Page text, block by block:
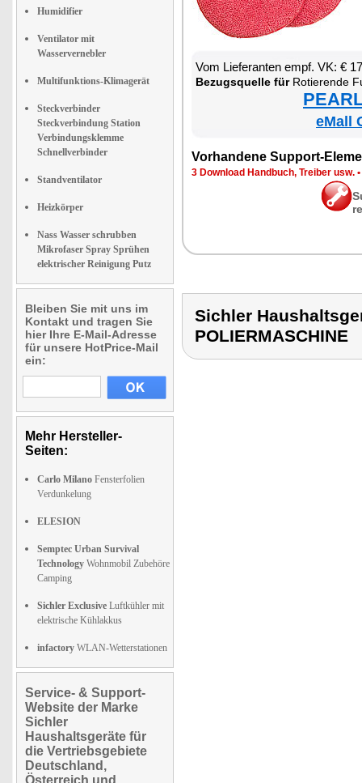
Humidifier
Ventilator mit
Wasservernebler
Multifunktions-Klimagerät
Steckverbinder
Steckverbindung Station
Verbindungsklemme
Schnellverbinder
Standventilator
Heizkörper
Nass Wasser schrubben
Mikrofaser Spray Sprühen
elektrischer Reinigung Putz
Bleiben Sie mit uns im
Kontakt und tragen Sie
hier Ihre E-Mail-Adresse
für unsere HotPrice-Mail
ein:
Mehr Hersteller-
Seiten:
Carlo Milano Fensterfolien
Verdunkelung
ELESION
Semptec Urban Survival
Technology Wohnmobil Zubehöre
Camping
Sichler Exclusive Luftkühler mit
elektrische Kühlakkus
infactory WLAN-Wetterstationen
Service- & Support-
Website der Marke
Sichler
Haushaltsgeräte für
die Vertriebsgebiete
Deutschland,
Österreich und
Vom Lie­fe­ran­ten empf. VK: €
Be­zugs­quel­le fürRo­tie­ren­de
eMall
Vor­han­de­ne Sup­port-
3 Down­load Hand­buch, Trei­ber usw. •
Sichler
POLIERMASCHINE